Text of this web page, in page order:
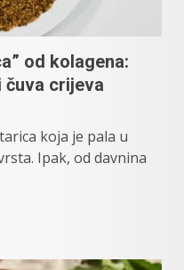
od kolagena:
čuva crijeva
koja je pala u
Ipak, od davnina